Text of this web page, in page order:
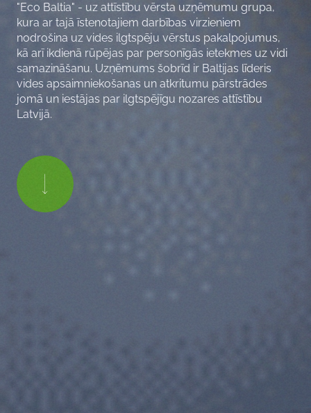
"Eco Baltia" - uz attīstību vērsta uzņēmumu grupa,
kura ar tajā īstenotajiem darbības virzieniem
nodrošina uz vides ilgtspēju vērstus pakalpojumus,
kā arī ikdienā rūpējas par personīgās ietekmes uz vidi
samazināšanu. Uzņēmums šobrīd ir Baltijas līderis
vides apsaimniekošanas un atkritumu pārstrādes
jomā un iestājas par ilgtspējīgu nozares attīstību
Latvijā.